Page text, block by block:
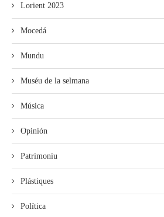
Lorient 2023
Mocedá
Mundu
Muséu de la selmana
Música
Opinión
Patrimoniu
Plástiques
Política